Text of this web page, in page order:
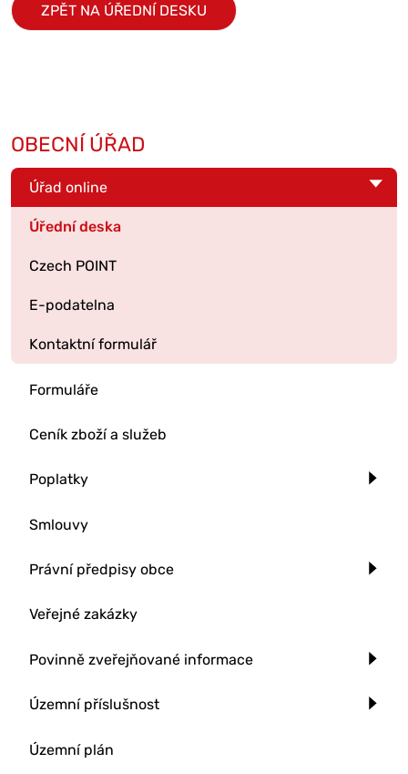
ZPĚT NA ÚŘEDNÍ DESKU
OBECNÍ ÚŘAD
Úřad online
Úřední deska
Czech POINT
E-podatelna
Kontaktní formulář
Formuláře
Ceník zboží a služeb
Poplatky
Smlouvy
Právní předpisy obce
Veřejné zakázky
Povinně zveřejňované informace
Územní příslušnost
Územní plán